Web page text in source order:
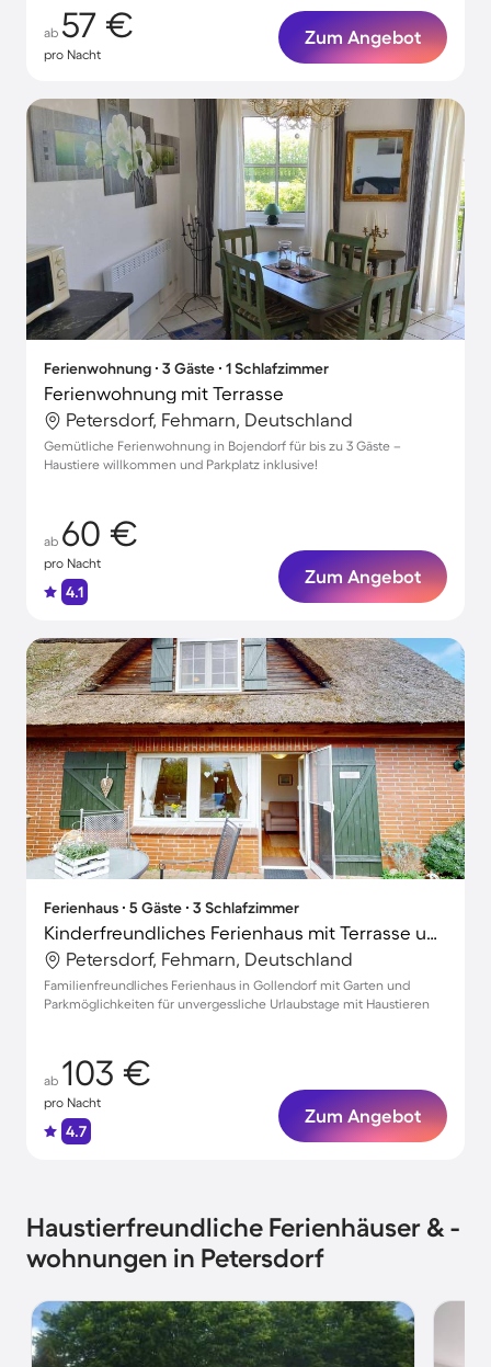
ab 57 €
pro Nacht
Zum Angebot
Ferienwohnung ∙ 3 Gäste ∙ 1 Schlafzimmer
Ferienwohnung mit Terrasse
Petersdorf, Fehmarn, Deutschland
Gemütliche Ferienwohnung in Bojendorf für bis zu 3 Gäste –
Haustiere willkommen und Parkplatz inklusive!
ab 60 €
pro Nacht
4.1
Zum Angebot
Ferienhaus ∙ 5 Gäste ∙ 3 Schlafzimmer
Kinderfreundliches Ferienhaus mit Terrasse und Garten | Haustierfreundlich
Petersdorf, Fehmarn, Deutschland
Familienfreundliches Ferienhaus in Gollendorf mit Garten und
Parkmöglichkeiten für unvergessliche Urlaubstage mit Haustieren
ab 103 €
pro Nacht
4.7
Zum Angebot
Haustierfreundliche Ferienhäuser & -
wohnungen in Petersdorf